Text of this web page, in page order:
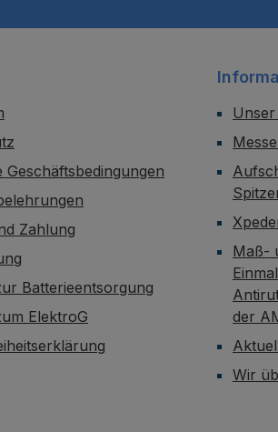
Geschäftsbedingungen
Zahlung
Batterieentsorgung
ElektroG
Unser
Maß-
der
Wir